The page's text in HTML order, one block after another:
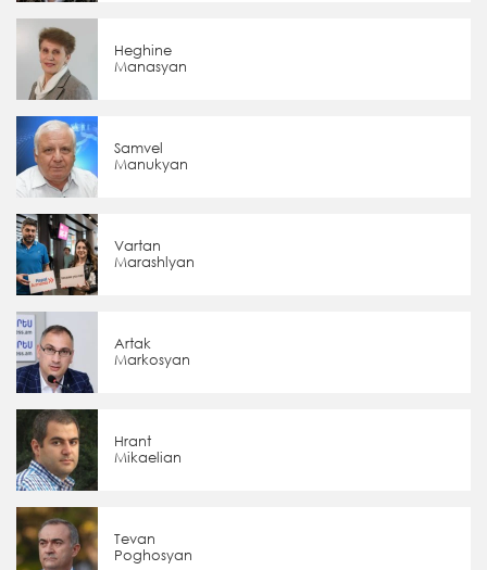
Heghine
Manasyan
Samvel
Manukyan
Vartan
Marashlyan
Artak
Markosyan
Hrant
Mikaelian
Tevan
Poghosyan